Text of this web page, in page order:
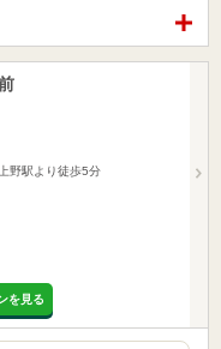
野駅より徒歩5分
を見る